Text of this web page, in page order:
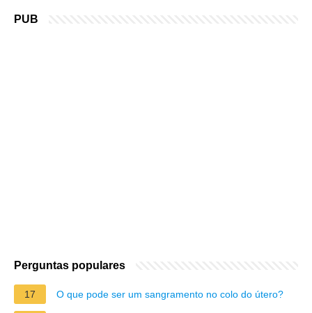
PUB
Perguntas populares
17 O que pode ser um sangramento no colo do útero?